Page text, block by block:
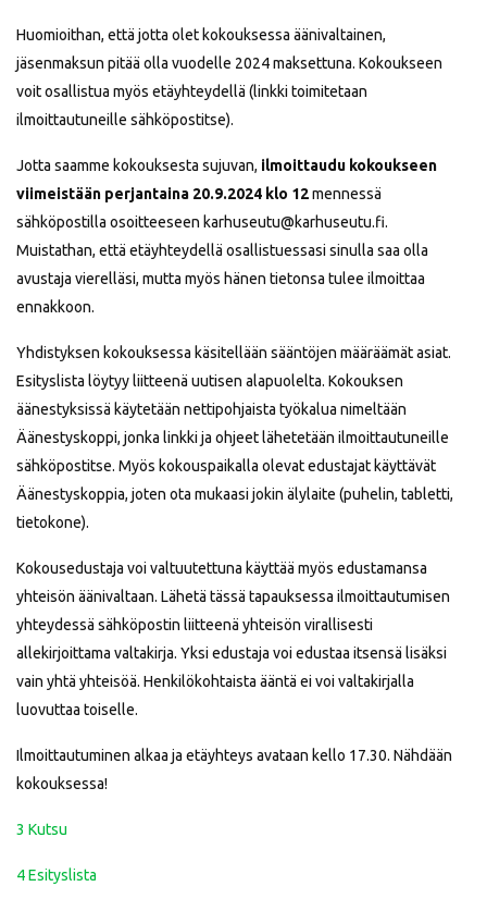
Huomioithan, että jotta olet kokouksessa äänivaltainen,
jäsenmaksun pitää olla vuodelle 2024 maksettuna. Kokoukseen
voit osallistua myös etäyhteydellä (linkki toimitetaan
ilmoittautuneille sähköpostitse).
Jotta saamme kokouksesta sujuvan, ilmoittaudu kokoukseen
viimeistään perjantaina 20.9.2024 klo 12mennessä
sähköpostilla osoitteeseen karhuseutu@karhuseutu.fi.
Muistathan, että etäyhteydellä osallistuessasi sinulla saa olla
avustaja vierelläsi, mutta myös hänen tietonsa tulee ilmoittaa
ennakkoon.
Yhdistyksen kokouksessa käsitellään sääntöjen määräämät asiat.
Esityslista löytyy liitteenä uutisen alapuolelta. Kokouksen
äänestyksissä käytetään nettipohjaista työkalua nimeltään
Äänestyskoppi, jonka linkki ja ohjeet lähetetään ilmoittautuneille
sähköpostitse. Myös kokouspaikalla olevat edustajat käyttävät
Äänestyskoppia, joten ota mukaasi jokin älylaite (puhelin, tabletti,
tietokone).
Kokousedustaja voi valtuutettuna käyttää myös edustamansa
yhteisön äänivaltaan. Lähetä tässä tapauksessa ilmoittautumisen
yhteydessä sähköpostin liitteenä yhteisön virallisesti
allekirjoittama valtakirja. Yksi edustaja voi edustaa itsensä lisäksi
vain yhtä yhteisöä. Henkilökohtaista ääntä ei voi valtakirjalla
luovuttaa toiselle.
Ilmoittautuminen alkaa ja etäyhteys avataan kello 17.30. Nähdään
kokouksessa!
3 Kutsu
4 Esityslista